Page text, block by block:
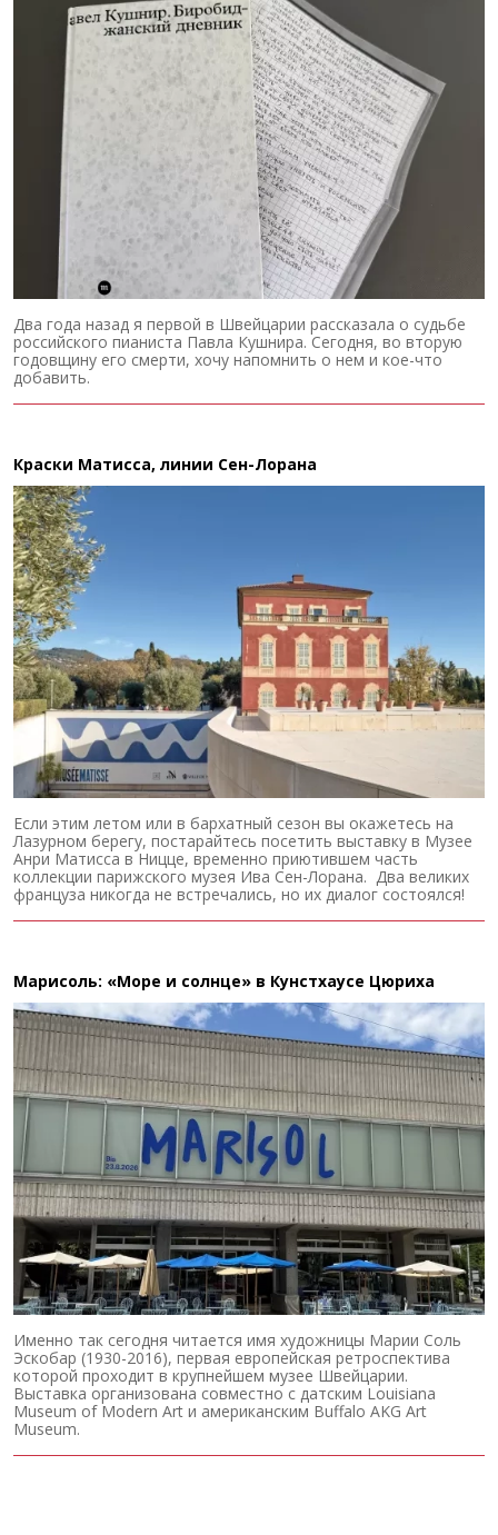
Два года назад я первой в Швейцарии рассказала о судьбе
российского пианиста Павла Кушнира. Сегодня, во вторую
годовщину его смерти, хочу напомнить о нем и кое-что
добавить.
Краски Матисса, линии Сен-Лорана
Если этим летом или в бархатный сезон вы окажетесь на
Лазурном берегу, постарайтесь посетить выставку в Музее
Анри Матисса в Ницце, временно приютившем часть
коллекции парижского музея Ива Сен-Лорана. Два великих
француза никогда не встречались, но их диалог состоялся!
Марисоль: «Море и солнце» в Кунстхаусе Цюриха
Именно так сегодня читается имя художницы Марии Соль
Эскобар (1930-2016), первая европейская ретроспектива
которой проходит в крупнейшем музее Швейцарии.
Выставка организована совместно с датским Louisiana
Museum of Modern Art и американским Buffalo AKG Art
Museum.